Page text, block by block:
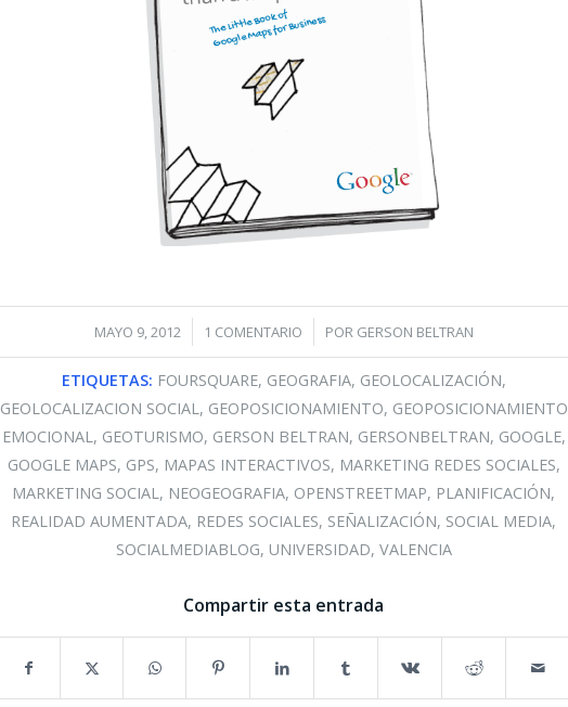
MAYO 9, 2012
/ 1 COMENTARIO
/ POR GERSON BELTRAN
ETIQUETAS: FOURSQUARE, GEOGRAFIA, GEOLOCALIZACIÓN,
GEOLOCALIZACION SOCIAL, GEOPOSICIONAMIENTO, GEOPOSICIONAMIENTO
EMOCIONAL, GEOTURISMO, GERSON BELTRAN, GERSONBELTRAN, GOOGLE,
GOOGLE MAPS, GPS, MAPAS INTERACTIVOS, MARKETING REDES SOCIALES,
MARKETING SOCIAL, NEOGEOGRAFIA, OPENSTREETMAP, PLANIFICACIÓN,
REALIDAD AUMENTADA, REDES SOCIALES, SEÑALIZACIÓN, SOCIAL MEDIA,
SOCIALMEDIABLOG, UNIVERSIDAD, VALENCIA
Compartir esta entrada